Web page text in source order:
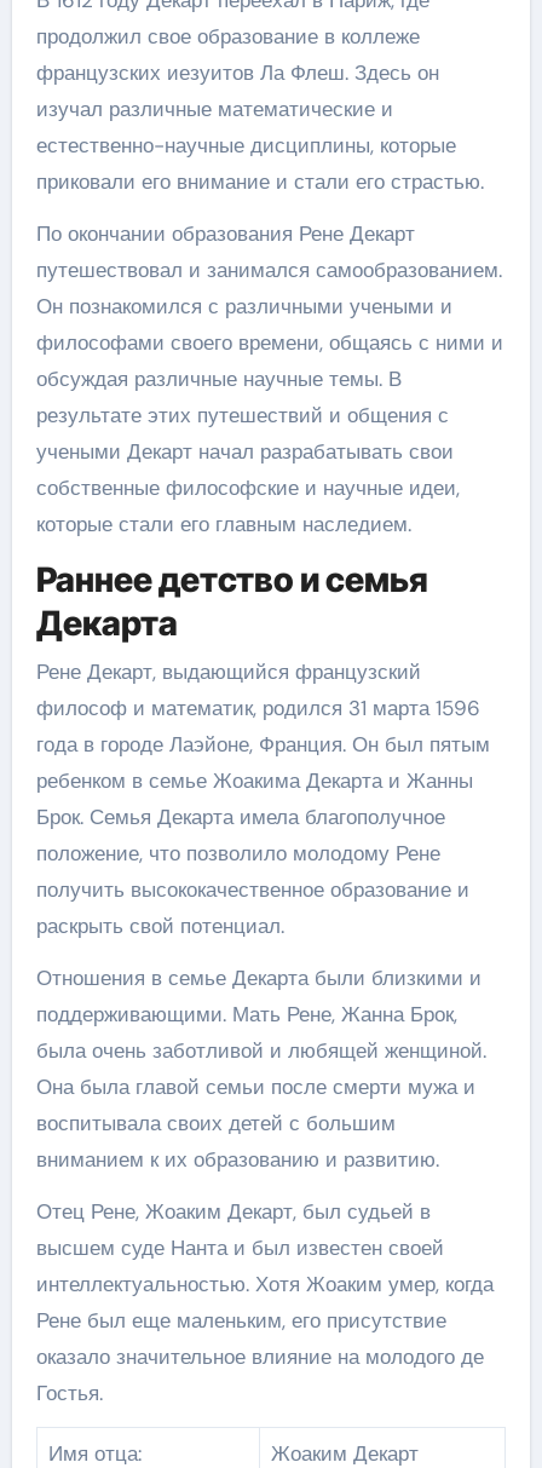
продолжил свое образование в коллеже
французских иезуитов Ла Флеш. Здесь он
изучал различные математические и
естественно-научные дисциплины, которые
приковали его внимание и стали его страстью.
По окончании образования Рене Декарт
путешествовал и занимался самообразованием.
Он познакомился с различными учеными и
философами своего времени, общаясь с ними и
обсуждая различные научные темы. В
результате этих путешествий и общения с
учеными Декарт начал разрабатывать свои
собственные философские и научные идеи,
которые стали его главным наследием.
Раннее детство и семья
Декарта
Рене Декарт, выдающийся французский
философ и математик, родился 31 марта 1596
года в городе Лаэйоне, Франция. Он был пятым
ребенком в семье Жоакима Декарта и Жанны
Брок. Семья Декарта имела благополучное
положение, что позволило молодому Рене
получить высококачественное образование и
раскрыть свой потенциал.
Отношения в семье Декарта были близкими и
поддерживающими. Мать Рене, Жанна Брок,
была очень заботливой и любящей женщиной.
Она была главой семьи после смерти мужа и
воспитывала своих детей с большим
вниманием к их образованию и развитию.
Отец Рене, Жоаким Декарт, был судьей в
высшем суде Нанта и был известен своей
интеллектуальностью. Хотя Жоаким умер, когда
Рене был еще маленьким, его присутствие
оказало значительное влияние на молодого де
Гостья.
Имя отца:
Жоаким Декарт